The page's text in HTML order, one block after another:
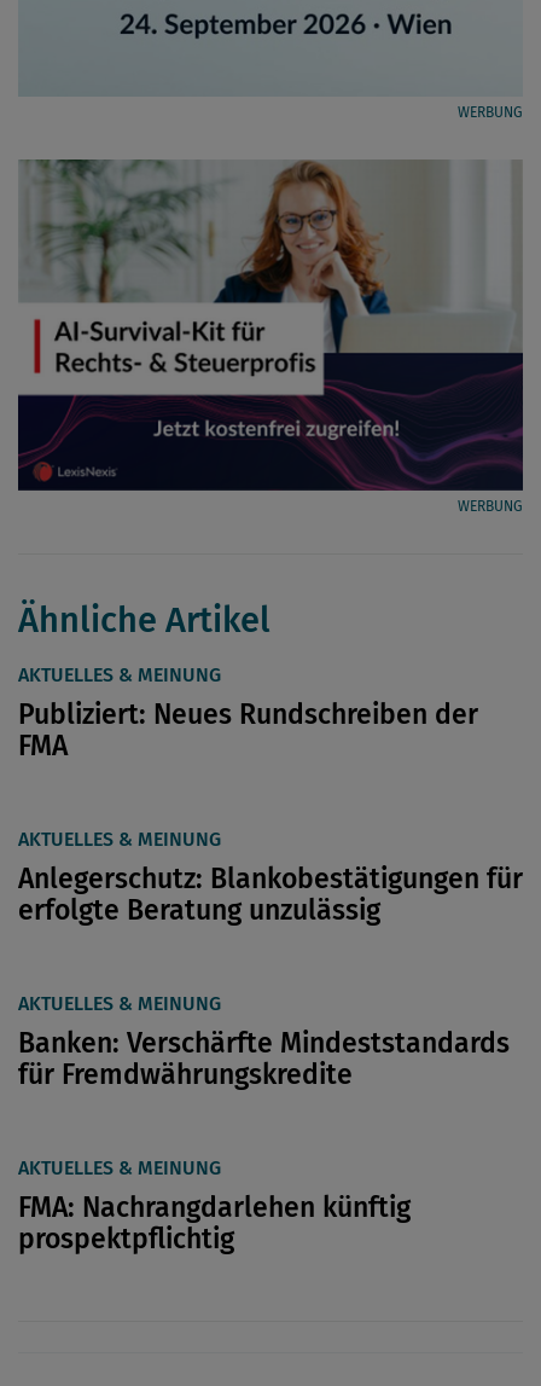
WERBUNG
WERBUNG
Ähnliche Artikel
AKTUELLES & MEINUNG
Publiziert: Neues Rundschreiben der
FMA
AKTUELLES & MEINUNG
Anlegerschutz: Blankobestätigungen für
erfolgte Beratung unzulässig
AKTUELLES & MEINUNG
Banken: Verschärfte Mindeststandards
für Fremdwährungskredite
AKTUELLES & MEINUNG
FMA: Nachrangdarlehen künftig
prospektpflichtig